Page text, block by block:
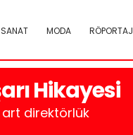
MODA RÖPORTAJ
Hikayesi
art direktörlük